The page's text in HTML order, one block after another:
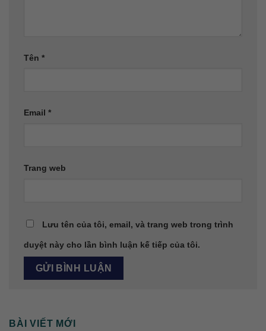
Tên *
Email *
Trang web
Lưu tên của tôi, email, và trang web trong trình
duyệt này cho lần bình luận kế tiếp của tôi.
BÀI VIẾT MỚI